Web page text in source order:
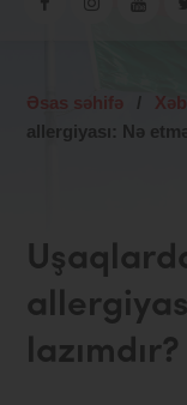
Əsas səhifə /
allergiyası: Nə
lazımdır?